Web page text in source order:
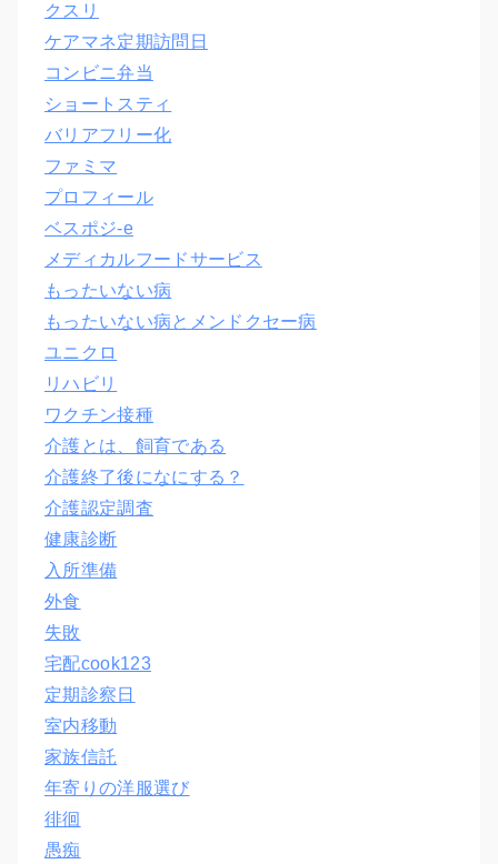
クスリ
ケアマネ定期訪問日
コンビニ弁当
ショートスティ
バリアフリー化
ファミマ
プロフィール
ベスポジ-e
メディカルフードサービス
もったいない病
もったいない病とメンドクセー病
ユニクロ
リハビリ
ワクチン接種
介護とは、飼育である
介護終了後になにする？
介護認定調査
健康診断
入所準備
外食
失敗
宅配cook123
定期診察日
室内移動
家族信託
年寄りの洋服選び
徘徊
愚痴